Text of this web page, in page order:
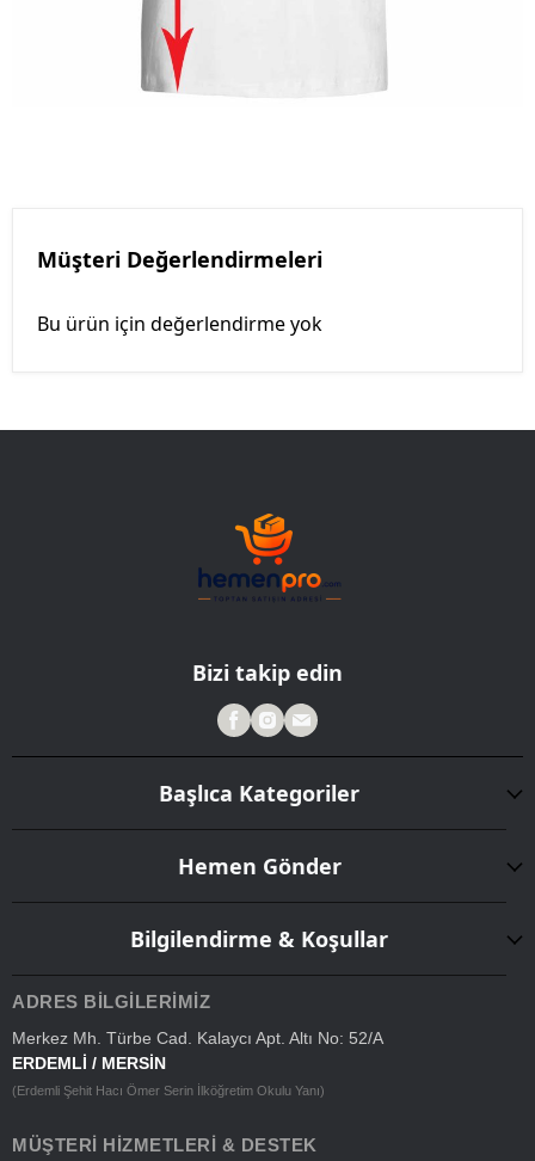
Müşteri Değerlendirmeleri
Bu ürün için değerlendirme yok
Bizi takip edin
Başlıca Kategoriler
Hemen Gönder
Bilgilendirme & Koşullar
ADRES BILGILERIMIZ
Merkez Mh. Türbe Cad. Kalaycı Apt. Altı No: 52/A
ERDEMLİ / MERSİN
(Erdemli Şehit Hacı Ömer Serin İlköğretim Okulu Yanı)
MÜŞTERI HIZMETLERI & DESTEK